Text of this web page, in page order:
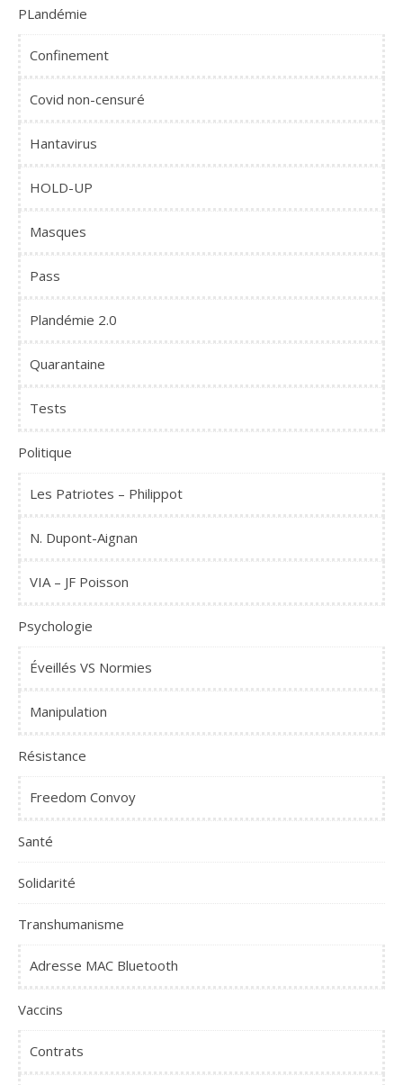
PLandémie
Confinement
Covid non-censuré
Hantavirus
HOLD-UP
Masques
Pass
Plandémie 2.0
Quarantaine
Tests
Politique
Les Patriotes – Philippot
N. Dupont-Aignan
VIA – JF Poisson
Psychologie
Éveillés VS Normies
Manipulation
Résistance
Freedom Convoy
Santé
Solidarité
Transhumanisme
Adresse MAC Bluetooth
Vaccins
Contrats